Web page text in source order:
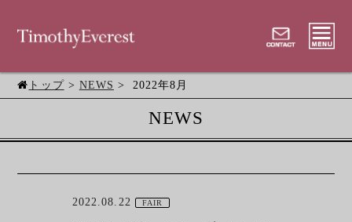
トップ > NEWS > 2022年8月
NEWS
2022.08.22 FAIR